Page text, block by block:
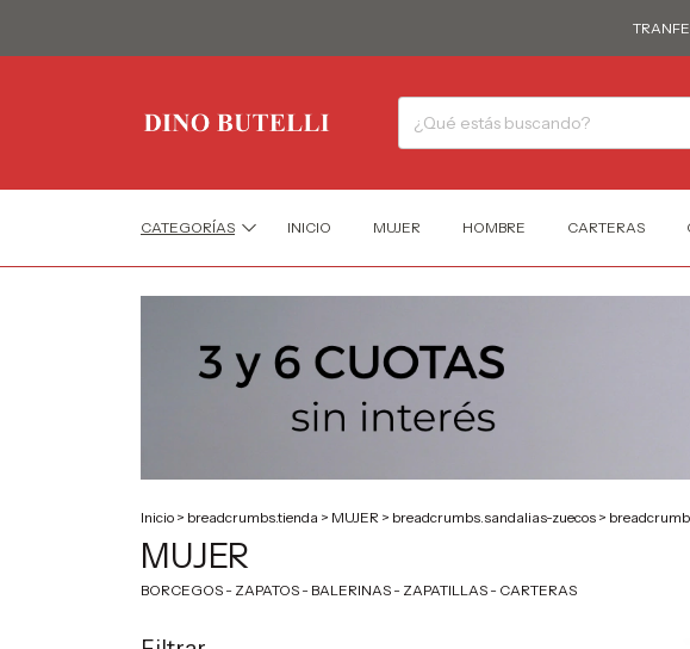
CATEGORÍAS INICIO MUJER HOMBRE CARTERAS
Inicio > breadcrumbs.tienda > MUJER > breadcrumbs.sandalias-zuecos >
MUJER
BORCEGOS - ZAPATOS - BALERINAS - ZAPATILLAS - CARTERAS